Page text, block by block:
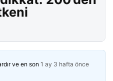
ve en son 1 ay 3 hafta önce